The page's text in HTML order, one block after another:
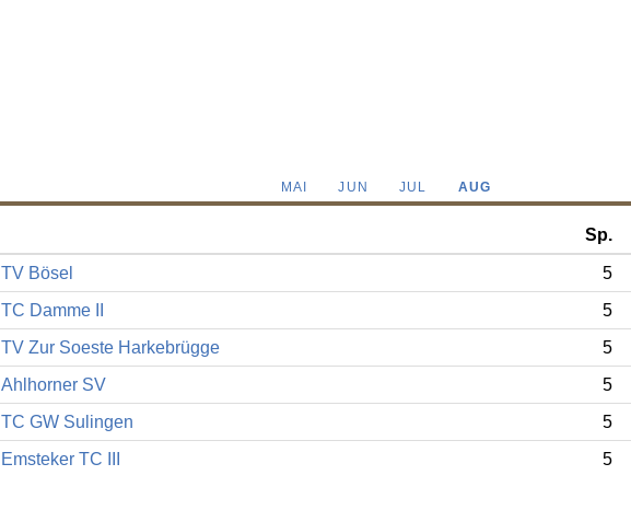
MAI JUN JUL AUG
Sp.
TV Bösel
5
TC Damme II
5
TV Zur Soeste Harkebrügge
5
Ahlhorner SV
5
TC GW Sulingen
5
Emsteker TC III 5